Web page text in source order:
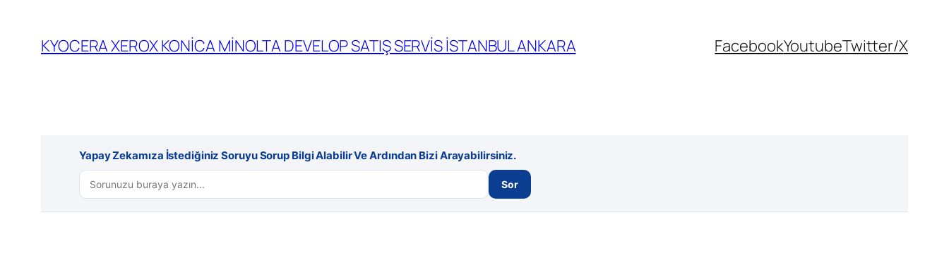
KYOCERA XEROX KONİCA MİNOLTA DEVELOP SATIŞ SERVİS İSTANBUL ANKARA FacebookYoutubeTwitter/X
Yapay Zekamıza İstediğiniz Soruyu Sorup Bilgi Alabilir Ve Ardından Bizi Arayabilirsiniz.
Sor